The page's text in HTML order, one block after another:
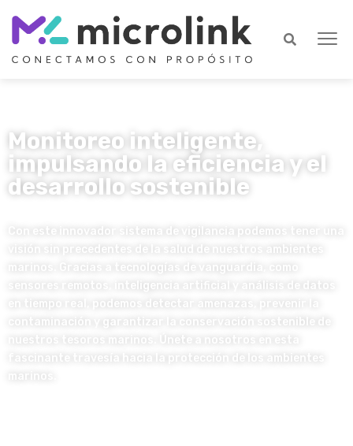
Monitoreo inteligente,
impulsando la eficiencia y el
desarrollo sostenible
Con este innovador sistema de vigilancia podemos tener una
visión sin precedentes de la salud de nuestros ambientes
marinos. Gracias a tecnologías de vanguardia, como
sensores remotos, inteligencia artificial y análisis de datos
en tiempo real, podemos detectar amenazas, prevenir la
contaminación y garantizar la conservación sostenible de
fascinante travesía hacia la protección de los ambientes